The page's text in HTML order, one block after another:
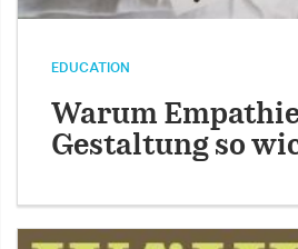
EDUCATION
Warum
Gestaltung so